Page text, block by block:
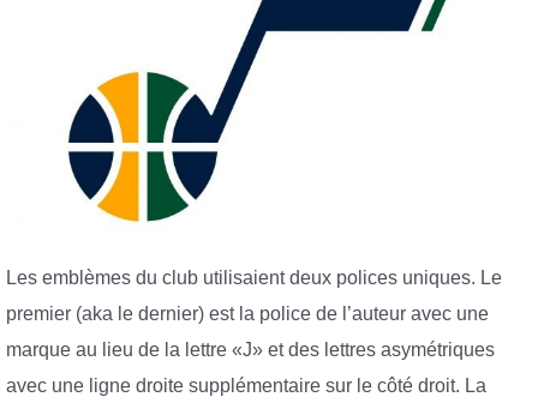
Les emblèmes du club utilisaient deux polices uniques. Le
premier (aka le dernier) est la police de l’auteur avec une
marque au lieu de la lettre «J» et des lettres asymétriques
avec une ligne droite supplémentaire sur le côté droit. La